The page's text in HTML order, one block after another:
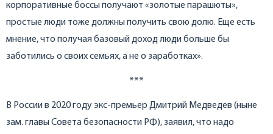
корпоративные боссы получают «золотые парашюты»,
простые люди тоже должны получить свою долю. Еще есть
мнение, что получая базовый доход люди больше бы
заботились о своих семьях, а не о заработках».
***
В России в 2020 году экс-премьер Дмитрий Медведев (ныне
зам. главы Совета безопасности РФ), заявил, что надо